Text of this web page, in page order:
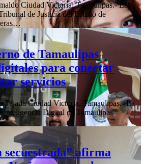
Ciudad Victoria, Tamaulipas.- La
de Justicia del Estado de
de Tamaulipas
para conectar
servicios
Tejada Ciudad Victoria, Tamaulipas.- La
Inteligencia Digital de Tamaulipas
afirma